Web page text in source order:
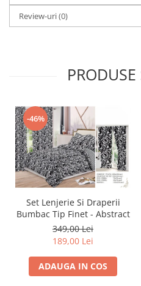
Review-uri(0)
-46%
Set Lenjerie Si Draperii
Bumbac Tip Finet - Abstract
349,00 Lei
189,00 Lei
ADAUGA IN COS